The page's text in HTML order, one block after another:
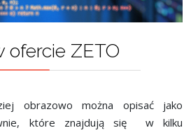
ofercie ZETO
obrazowo można opisać jako
które znajdują się w kilku